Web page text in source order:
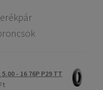
- 16 76P P29 TT